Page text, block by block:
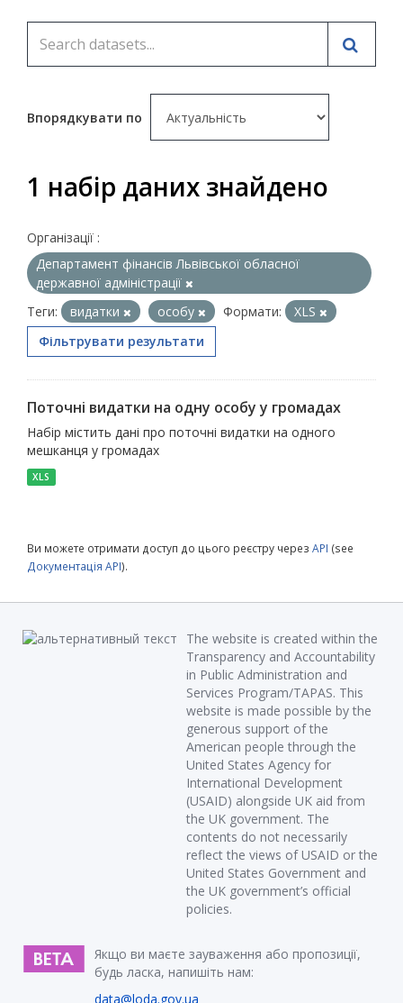
Впорядкувати по
1 набір даних знайдено
Організації :
Департамент фінансів Львівської обласної
державної адміністрації
Теги:
видатки особу Формати:
XLS
Фільтрувати результати
Поточні видатки на одну особу у громадах
Набір містить дані про поточні видатки на одного
мешканця у громадах
XLS
Ви можете отримати доступ до цього реєстру через API (see
Документація API).
The website is created within the
Transparency and Accountability
in Public Administration and
Services Program/TAPAS. This
website is made possible by the
generous support of the
American people through the
United States Agency for
International Development
(USAID) alongside UK aid from
the UK government. The
contents do not necessarily
reflect the views of USAID or the
United States Government and
the UK government’s official
policies.
Якщо ви маєте зауваження або пропозиції,
будь ласка, напишіть нам:
data@loda.gov.ua